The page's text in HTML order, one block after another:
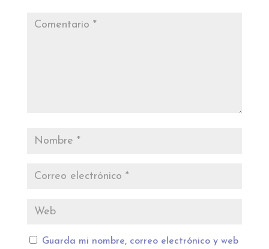
Guarda mi nombre, correo electrónico y web